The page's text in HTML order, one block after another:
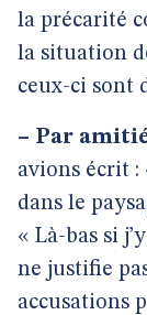
la précarité
la situation
ceux-ci sont
– Par
avions écrit :
dans le
« Là-bas si
ne justifie
accusations